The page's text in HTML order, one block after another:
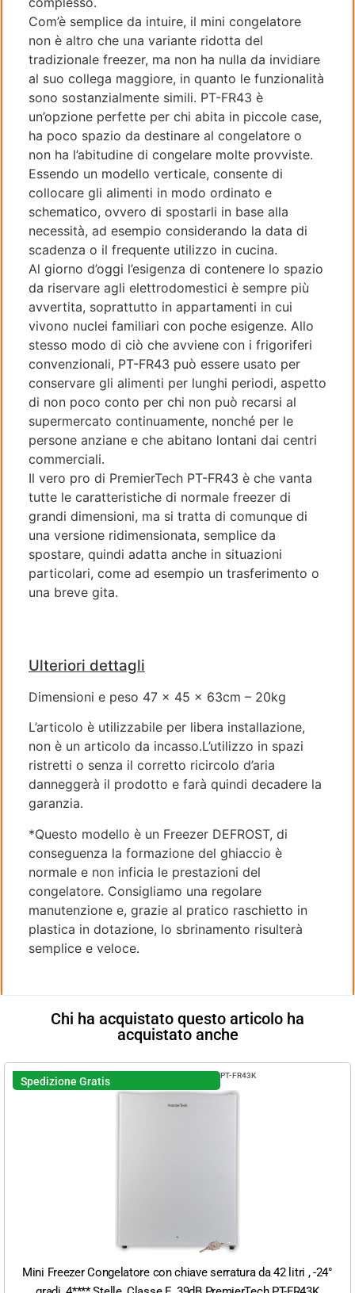
Com’è semplice da intuire, il mini congelatore
non è altro che una variante ridotta del
tradizionale freezer, ma non ha nulla da invidiare
al suo collega maggiore, in quanto le funzionalità
sono sostanzialmente simili. PT-FR43 è
un’opzione perfette per chi abita in piccole case,
ha poco spazio da destinare al congelatore o
non ha l’abitudine di congelare molte provviste.
Essendo un modello verticale, consente di
collocare gli alimenti in modo ordinato e
schematico, ovvero di spostarli in base alla
necessità, ad esempio considerando la data di
scadenza o il frequente utilizzo in cucina.
Al giorno d’oggi l’esigenza di contenere lo spazio
da riservare agli elettrodomestici è sempre più
avvertita, soprattutto in appartamenti in cui
vivono nuclei familiari con poche esigenze. Allo
stesso modo di ciò che avviene con i frigoriferi
convenzionali, PT-FR43 può essere usato per
conservare gli alimenti per lunghi periodi, aspetto
di non poco conto per chi non può recarsi al
supermercato continuamente, nonché per le
persone anziane e che abitano lontani dai centri
commerciali.
Il vero pro di PremierTech PT-FR43 è che vanta
tutte le caratteristiche di normale freezer di
grandi dimensioni, ma si tratta di comunque di
una versione ridimensionata, semplice da
spostare, quindi adatta anche in situazioni
particolari, come ad esempio un trasferimento o
una breve gita.
Ulteriori dettagli
Dimensioni e peso 47 x 45 x 63cm – 20kg
L’articolo è utilizzabile per libera installazione,
non è un articolo da incasso.L’utilizzo in spazi
ristretti o senza il corretto ricircolo d’aria
danneggerà il prodotto e farà quindi decadere la
garanzia.
*Questo modello è un Freezer DEFROST, di
conseguenza la formazione del ghiaccio è
normale e non inficia le prestazioni del
congelatore. Consigliamo una regolare
manutenzione e, grazie al pratico raschietto in
plastica in dotazione, lo sbrinamento risulterà
semplice e veloce.
Chi ha acquistato questo articolo ha
acquistato anche
Spedizione Gratis PT-FR43K
Mini Freezer Congelatore con chiave serratura da 42 litri , -24°